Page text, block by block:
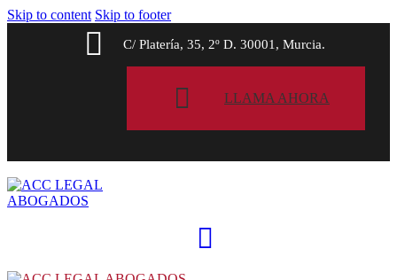
Skip to content Skip to footer
C/ Platería, 35, 2º D. 30001, Murcia.
LLAMA AHORA